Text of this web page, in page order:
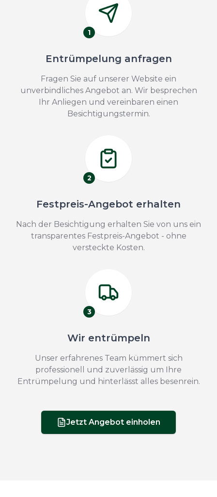
1
Entrümpelung anfragen
Fragen Sie auf unserer Website ein
unverbindliches Angebot an. Wir besprechen
Ihr Anliegen und vereinbaren einen
Besichtigungstermin.
2
Festpreis-Angebot erhalten
Nach der Besichtigung erhalten Sie von uns ein
transparentes Festpreis-Angebot - ohne
versteckte Kosten.
3
Wir entrümpeln
Unser erfahrenes Team kümmert sich
professionell und zuverlässig um Ihre
Entrümpelung und hinterlässt alles besenrein.
Jetzt Angebot einholen